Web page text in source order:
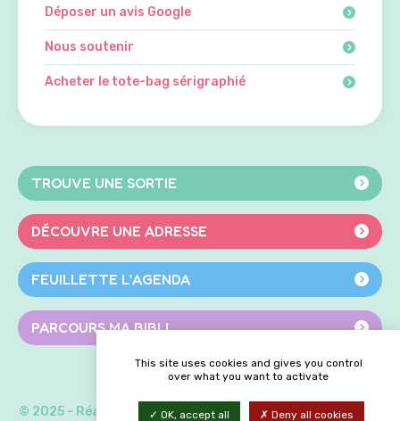
Déposer un avis Google
Nous soutenir
Acheter le tote-bag sérigraphié
TROUVE UNE SORTIE
DÉCOUVRE UNE ADRESSE
FEUILLETTE L’AGENDA
PARCOURS MA BIBLI
© 2025 - Réalisé par Navie|Mentions légales | Politique de
This site uses cookies and gives you control
over what you want to activate
OK, accept all Deny all cookies